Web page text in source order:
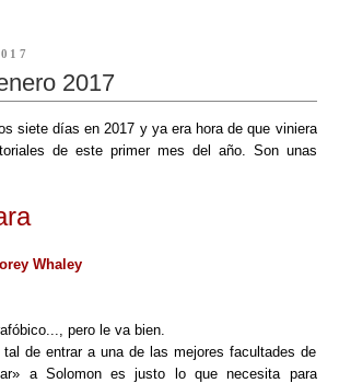
2017
siete días en 2017 y ya era hora de que viniera
de este primer mes del año. Son unas
Whaley
pero le va bien.
tal de entrar a una de las mejores facultades de
a Solomon es justo lo que necesita para